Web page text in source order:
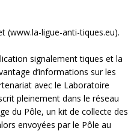
(www.la-ligue-anti-tiques.eu).
signalement tiques et la
d’informations sur les
avec le Laboratoire
pleinement dans le réseau
du Pôle, un kit de collecte des
envoyées par le Pôle au